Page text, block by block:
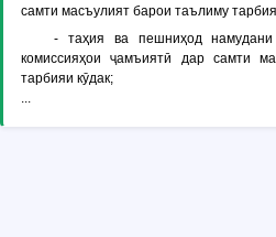
самти масъулият барои таълиму
- таҳия ва пешниҳод намудани
комиссияҳои ҷамъиятӣ дар самти
тарбияи кӯдак;
...